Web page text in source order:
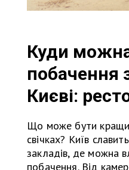
Куди
побачення
Києві:
Що може бути
свічках? Київ
закладів, де можна
побачення. Від